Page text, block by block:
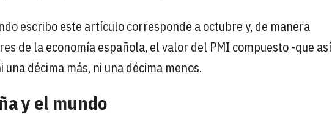
escribo este artículo corresponde a octubre y, de manera
de la economía española, el valor del PMI compuesto -que así
décima más, ni una décima menos.
y el mundo